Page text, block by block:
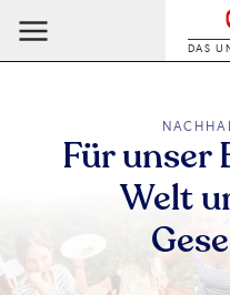
DAS
Für unser
Welt